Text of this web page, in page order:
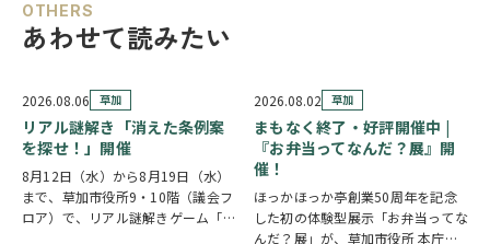
OTHERS
あわせて読みたい
2026.08.06 草加
リアル謎解き「消えた条例案
を探せ！」開催
8月12日（水）から8月19日（水）
まで、草加市役所9・10階（議会フ
ロア）で、リアル謎解きゲーム「消
2026.08.02 草加
まもなく終了・好評開催中 |
『お弁当ってなんだ？展』開
催！
ほっかほっか亭創業50周年を記念
した初の体験型展示「お弁当ってな
んだ？展」が、草加市役所 本庁舎1